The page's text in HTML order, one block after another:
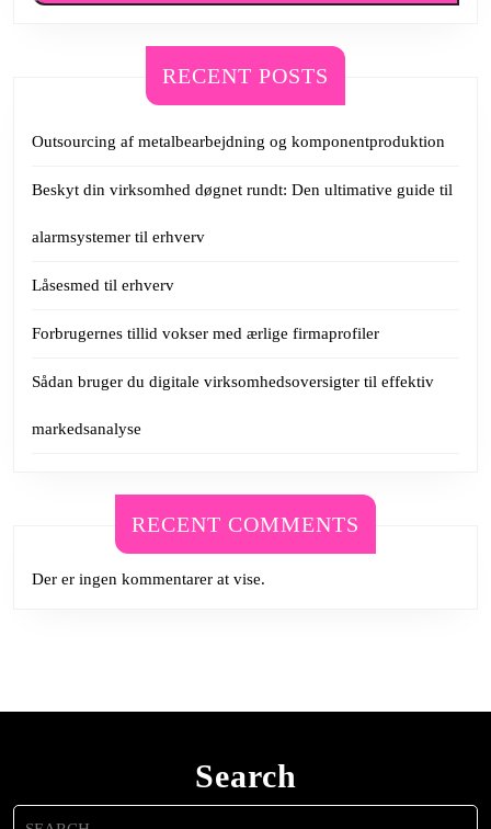
RECENT POSTS
Outsourcing af metalbearbejdning og komponentproduktion
Beskyt din virksomhed døgnet rundt: Den ultimative guide til
alarmsystemer til erhverv
Låsesmed til erhverv
Forbrugernes tillid vokser med ærlige firmaprofiler
Sådan bruger du digitale virksomhedsoversigter til effektiv
markedsanalyse
RECENT COMMENTS
Der er ingen kommentarer at vise.
Search
Search